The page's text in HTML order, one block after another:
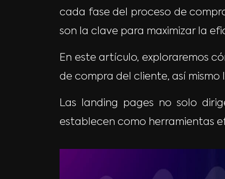
cada fase del proceso de
son la clave para maximizar la
En este artículo, exploraremos
de compra del cliente, así
Las landing pages no solo
establecen como herramientas